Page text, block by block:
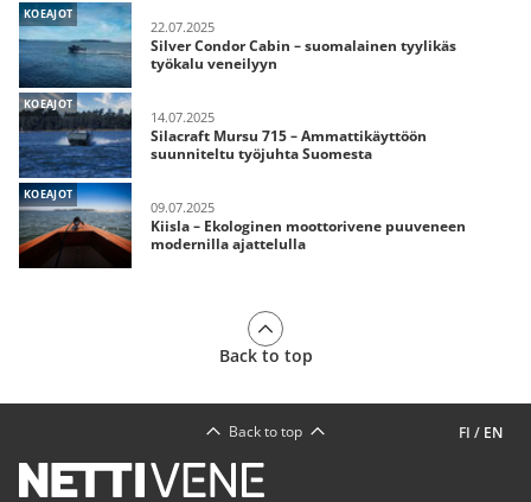
KOEAJOT
22.07.2025
Silver Condor Cabin – suomalainen tyylikäs
työkalu veneilyyn
KOEAJOT
14.07.2025
Silacraft Mursu 715 – Ammattikäyttöön
suunniteltu työjuhta Suomesta
KOEAJOT
09.07.2025
Kiisla – Ekologinen moottorivene puuveneen
modernilla ajattelulla
Back to top
FI / EN
Back to top